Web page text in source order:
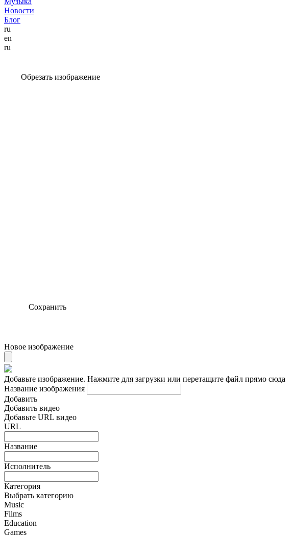
Новости
Блог
ru
en
ru
Обрезать изображение
Сохранить
Новое изображение
Добавьте изображение. Нажмите для загрузки или перетащите файл прямо сюда
Название изображения
Добавить
Добавить видео
Добавьте URL видео
URL
Название
Исполнитель
Категория
Выбрать категорию
Music
Films
Education
Games